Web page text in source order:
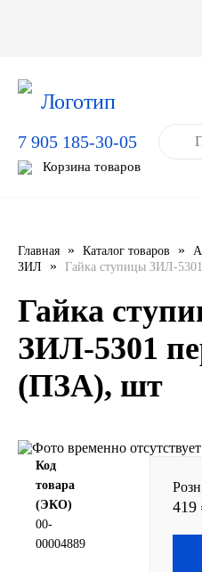
MANNOL
OIL RIGHT
REPSOL
SHELL
TOTACHI
TOTAL
7 905 185-30-05
Корзина товаров
Главная » Каталог товаров »
ЗИЛ
» Гайка ступицы ЗИЛ-
Гайка
ЗИЛ-5301
(ПЗА), шт
Код
товара
(ЭКО)
00-
00004889
419